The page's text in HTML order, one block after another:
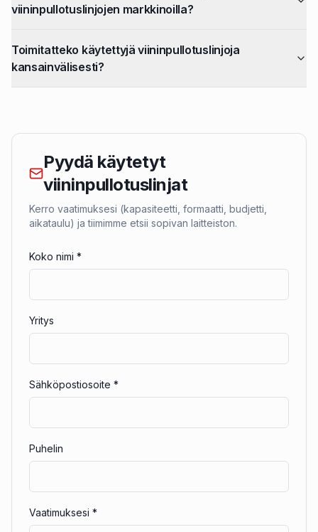
viininpullotuslinjojen markkinoilla?
Toimitatteko käytettyjä viininpullotuslinjoja
kansainvälisesti?
Pyydä käytetyt
viininpullotuslinjat
Kerro vaatimuksesi (kapasiteetti, formaatti, budjetti,
aikataulu) ja tiimimme etsii sopivan laitteiston.
Koko nimi *
Yritys
Sähköpostiosoite *
Puhelin
Vaatimuksesi *